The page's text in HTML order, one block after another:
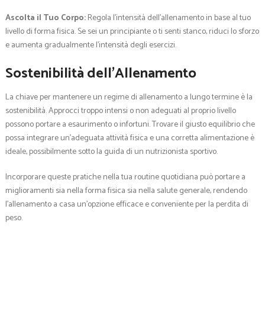
Ascolta il Tuo Corpo:Regola l’intensità dell’allenamento in base al tuo
livello di forma fisica. Se sei un principiante o ti senti stanco, riduci lo sforzo
e aumenta gradualmente l’intensità degli esercizi.
Sostenibilità dell’Allenamento
La chiave per mantenere un regime di allenamento a lungo termine è la
sostenibilità. Approcci troppo intensi o non adeguati al proprio livello
possono portare a esaurimento o infortuni. Trovare il giusto equilibrio che
possa integrare un’adeguata attività fisica e una corretta alimentazione è
ideale, possibilmente sotto la guida di un nutrizionista sportivo.
Incorporare queste pratiche nella tua routine quotidiana può portare a
miglioramenti sia nella forma fisica sia nella salute generale, rendendo
l’allenamento a casa un’opzione efficace e conveniente per la perdita di
peso.